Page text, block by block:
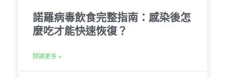
諾羅病毒飲食完整指南：感染後怎
麼吃才能快速恢復？
閱讀更多 »